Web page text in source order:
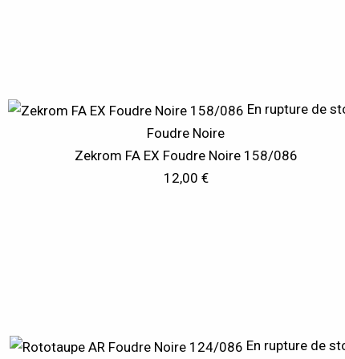
En rupture de
Foudre Noire
Zekrom FA EX Foudre Noire 158/086
12,00 €
En rupture de